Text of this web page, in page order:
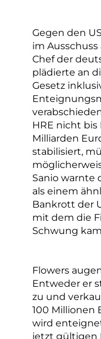
Gegen den
im Ausschuss
Chef der
plädierte an
Gesetz
HRE nicht
Milliarden
stabilisiert,
Sanio warnte
als einem
Bankrott der
mit dem die
Schwung
Flowers
Entweder er
zu und
100 Millionen
wird
jetzt gültigen